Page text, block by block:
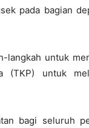
pada bagian
langkah untuk
untuk
bagi seluruh